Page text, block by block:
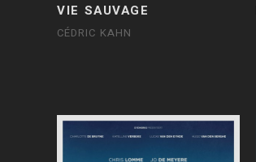
VIE SAUVAGE
CÉDRIC KAHN